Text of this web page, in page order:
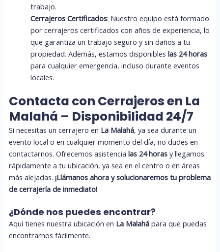
trabajo.
Cerrajeros Certificados: Nuestro equipo está formado
por cerrajeros certificados con años de experiencia, lo
que garantiza un trabajo seguro y sin daños a tu
propiedad. Además, estamos disponibles las 24 horas
para cualquier emergencia, incluso durante eventos
locales.
Contacta con Cerrajeros en La
Malahá – Disponibilidad 24/7
Si necesitas un cerrajero en La Malahá, ya sea durante un
evento local o en cualquier momento del día, no dudes en
contactarnos. Ofrecemos asistencia las 24 horasy llegamos
rápidamente a tu ubicación, ya sea en el centro o en áreas
más alejadas. ¡Llámanos ahora y solucionaremos tu problema
de cerrajería de inmediato!
¿Dónde nos puedes encontrar?
Aquí tienes nuestra ubicación en La Malahápara que puedas
encontrarnos fácilmente.